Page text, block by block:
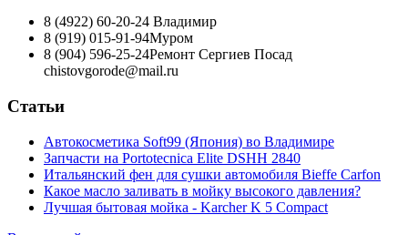
8 (4922) 60-20-24 Владимир
8 (919) 015-91-94Муром
8 (904) 596-25-24Ремонт Сергиев Посад
chistovgorode@mail.ru
Статьи
Автокосметика Soft99 (Япония) во Владимире
Запчасти на Portotecnica Elite DSHH 2840
Итальянский фен для сушки автомобиля Bieffe Carfon
Какое масло заливать в мойку высокого давления?
Лучшая бытовая мойка - Karcher K 5 Compact